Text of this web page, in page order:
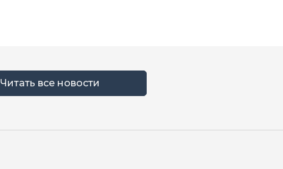
Читать все новости